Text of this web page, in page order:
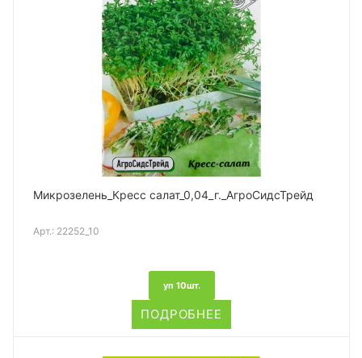
Микрозелень_Кресс салат_0,04_г._АгроСидсТрейд
Арт.: 22252_10
уп 10шт.
ПОДРОБНЕЕ